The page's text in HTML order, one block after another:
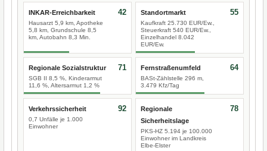
INKAR-Erreichbarkeit
Hausarzt 5,9 km, Apotheke
5,8 km, Grundschule 8,5
km, Autobahn 8,3 Min.
42 Standortmarkt
Kaufkraft 25.730 EUR/Ew.,
Steuerkraft 540 EUR/Ew.,
Einzelhandel 8.042
EUR/Ew.
55
Regionale Sozialstruktur
SGB II 8,5 %, Kinderarmut
11,6 %, Altersarmut 1,2 %
71 Fernstraßenumfeld
BASt-Zählstelle 296 m,
3.479 Kfz/Tag
64
Verkehrssicherheit
0,7 Unfälle je 1.000
Einwohner
92
Regionale
Sicherheitslage
PKS-HZ 5.194 je 100.000
Einwohner im Landkreis
Elbe-Elster
78